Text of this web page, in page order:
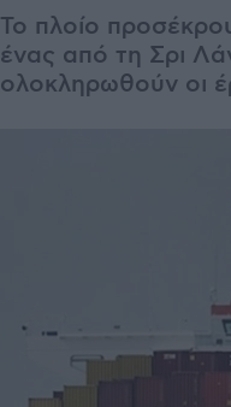
To πλοίο
ένας από τη Σρι
ολοκληρωθούν οι